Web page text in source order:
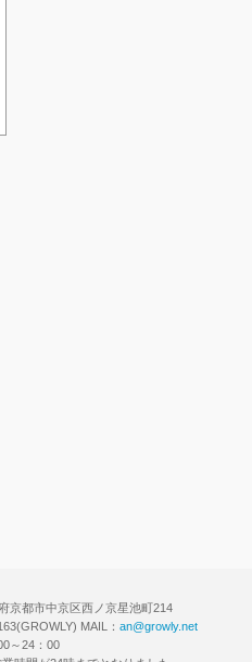
京都市中京区西ノ京星池町214
MAIL： an@growly.net
～24：00